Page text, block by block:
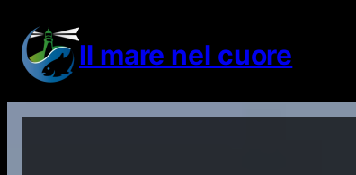
contenuto Il mare nel cuore